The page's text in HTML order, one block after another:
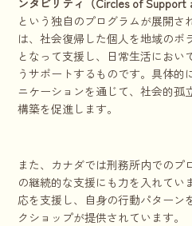
という独自のプログラムが展開さ
は、社会復帰した個人を地域のボ
となって支援し、日常生活におい
うサポートするものです。具体的
ニケーションを通じて、社会的孤
構築を促進します。
また、カナダでは刑務所内でのプ
の継続的な支援にも力を入れてい
応を支援し、自身の行動パターン
クショップが提供されています。